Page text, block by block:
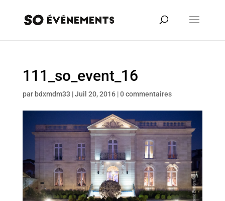
111_so_event_16
par bdxmdm33 |Juil 20, 2016|0 commentaires